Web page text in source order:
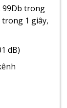
99Db trong
trong 1 giây,
dB)